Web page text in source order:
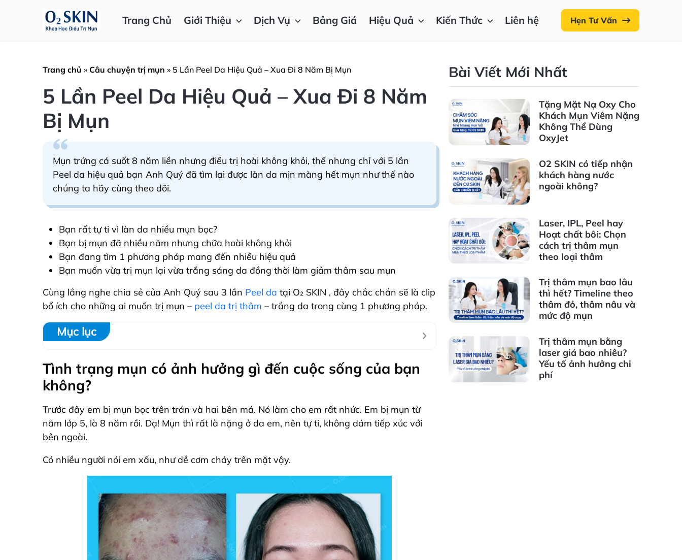
Trang Chủ Giới Thiệu Dịch Vụ Bảng Giá Hiệu Quả Kiến Thức Liên hệ Hẹn Tư Vấn
Trang chủ » Câu chuyện trị mụn » 5 Lần Peel Da Hiệu Quả – Xua Đi 8 Năm Bị Mụn
5 Lần Peel Da Hiệu Quả – Xua Đi 8 Năm
Bị Mụn
Mụn trứng cá suốt 8 năm liền nhưng điều trị hoài không khỏi, thế nhưng chỉ với 5 lần
Peel da hiệu quả bạn Anh Quý đã tìm lại được làn da mịn màng hết mụn như thế nào
chúng ta hãy cùng theo dõi.
Bạn rất tự ti vì làn da nhiều mụn bọc?
Bạn bị mụn đã nhiều năm nhưng chữa hoài không khỏi
Bạn đang tìm 1 phương pháp mang đến nhiều hiệu quả
Bạn muốn vừa trị mụn lại vừa trắng sáng da đồng thời làm giảm thâm sau mụn
Cùng lắng nghe chia sẻ của Anh Quý sau 3 lần Peel da tại O₂ SKIN , đây chắc chắn sẽ là clip
bổ ích cho những ai muốn trị mụn – peel da trị thâm – trắng da trong cùng 1 phương pháp.
Mục lục
Tình trạng mụn có ảnh hưởng gì đến cuộc sống của bạn
không?
Trước đây em bị mụn bọc trên trán và hai bên má. Nó làm cho em rất nhức. Em bị mụn từ
năm lớp 5, là 8 năm rồi. Dạ! Mụn thì rất là nặng ở da em, nên tự ti, không dám tiếp xúc với
bên ngoài.
Có nhiều người nói em xấu, như dề cơm cháy trên mặt vậy.
Bài Viết Mới Nhất
Tặng Mặt Nạ Oxy Cho
Khách Mụn Viêm Nặng
Không Thể Dùng
OxyJet
O2 SKIN có tiếp nhận
khách hàng nước
ngoài không?
Laser, IPL, Peel hay
Hoạt chất bôi: Chọn
cách trị thâm mụn
theo loại thâm
Trị thâm mụn bao lâu
thì hết? Timeline theo
thâm đỏ, thâm nâu và
mức độ mụn
Trị thâm mụn bằng
laser giá bao nhiêu?
Yếu tố ảnh hưởng chi
phí